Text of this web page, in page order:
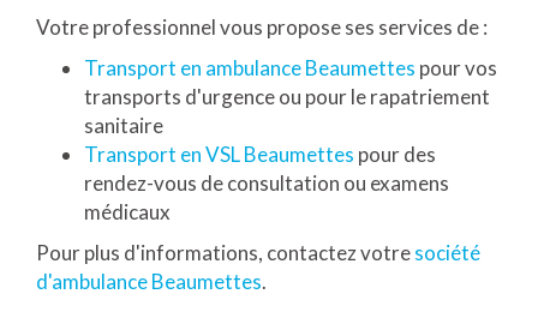
Votre professionnel vous propose ses services de :
Transport en ambulance Beaumettes pour vos
transports d'urgence ou pour le rapatriement
sanitaire
Transport en VSL Beaumettes pour des
rendez-vous de consultation ou examens
médicaux
Pour plus d'informations, contactez votresociété
d'ambulance Beaumettes.